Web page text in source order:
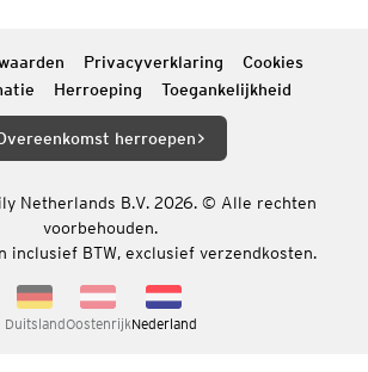
Privacyverklaring
Cookies
Herroeping Toegankelijkheid
herroepen
Netherlands B.V. 2026. © Alle rechten
voorbehouden.
inclusief BTW, exclusief verzendkosten.
DuitslandOostenrijkNederland